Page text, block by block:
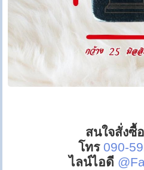
สนใจสั่งซื้
โทร 090-
ไลน์ไอดี